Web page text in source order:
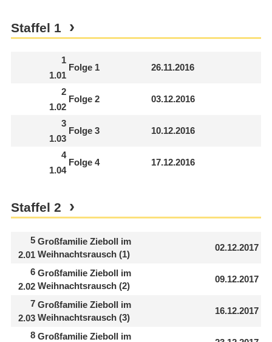
Staffel 1
1
1.01
Folge 1 26.11.2016
2
1.02
Folge 2 03.12.2016
3
1.03
Folge 3 10.12.2016
4
1.04
Folge 4 17.12.2016
Staffel 2
5
2.01
Großfamilie Zieboll im
Weihnachtsrausch (1)
02.12.2017
6
2.02
Großfamilie Zieboll im
Weihnachtsrausch (2)
09.12.2017
7
2.03
Großfamilie Zieboll im
Weihnachtsrausch (3)
16.12.2017
8 Großfamilie Zieboll im